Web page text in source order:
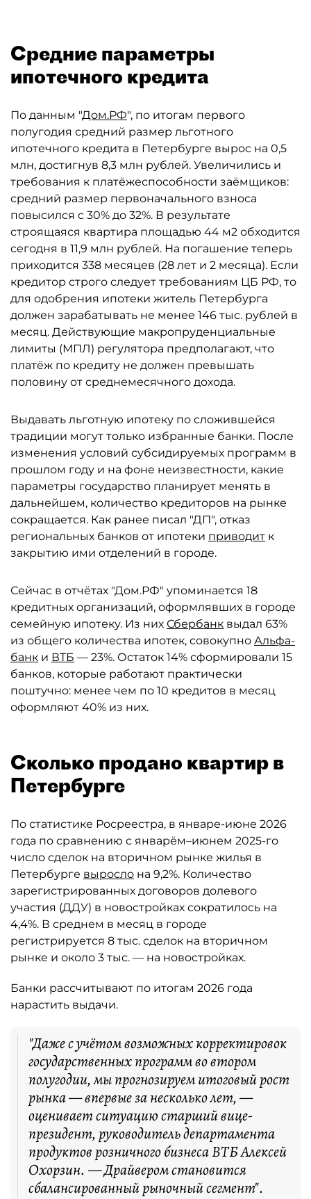
Средние параметры
ипотечного кредита
По данным "Дом.РФ", по итогам первого
полугодия средний размер льготного
ипотечного кредита в Петербурге вырос на 0,5
млн, достигнув 8,3 млн рублей. Увеличились и
требования к платёжеспособности заёмщиков:
средний размер первоначального взноса
повысился с 30% до 32%. В результате
строящаяся квартира площадью 44 м2 обходится
сегодня в 11,9 млн рублей. На погашение теперь
приходится 338 месяцев (28 лет и 2 месяца). Если
кредитор строго следует требованиям ЦБ РФ, то
для одобрения ипотеки житель Петербурга
должен зарабатывать не менее 146 тыс. рублей в
месяц. Действующие макропруденциальные
лимиты (МПЛ) регулятора предполагают, что
платёж по кредиту не должен превышать
половину от среднемесячного дохода.
Выдавать льготную ипотеку по сложившейся
традиции могут только избранные банки. После
изменения условий субсидируемых программ в
прошлом году и на фоне неизвестности, какие
параметры государство планирует менять в
дальнейшем, количество кредиторов на рынке
сокращается. Как ранее писал "ДП", отказ
региональных банков от ипотеки приводит к
закрытию ими отделений в городе.
Сейчас в отчётах "Дом.РФ" упоминается 18
кредитных организаций, оформлявших в городе
семейную ипотеку. Из них Сбербанк выдал 63%
из общего количества ипотек, совокупно Альфа-
банк и ВТБ — 23%. Остаток 14% сформировали 15
банков, которые работают практически
поштучно: менее чем по 10 кредитов в месяц
оформляют 40% из них.
Сколько продано квартир в
Петербурге
По статистике Росреестра, в январе-июне 2026
года по сравнению с январём–июнем 2025-го
число сделок на вторичном рынке жилья в
Петербурге выросло на 9,2%. Количество
зарегистрированных договоров долевого
участия (ДДУ) в новостройках сократилось на
4,4%. В среднем в месяц в городе
регистрируется 8 тыс. сделок на вторичном
рынке и около 3 тыс. — на новостройках.
Банки рассчитывают по итогам 2026 года
нарастить выдачи.
"Даже с учётом возможных корректировок
государственных программ во втором
полугодии, мы прогнозируем итоговый рост
рынка — впервые за несколько лет, —
оценивает ситуацию старший вице-
президент, руководитель департамента
продуктов розничного бизнеса ВТБ Алексей
Охорзин. — Драйвером становится
сбалансированный рыночный сегмент".